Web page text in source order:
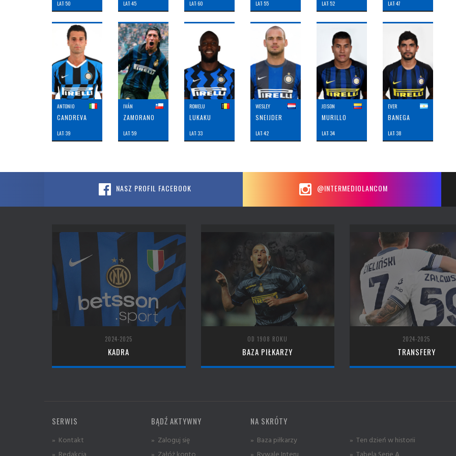
LAT: 50 LAT: 45 LAT: 60 LAT: 55 LAT: 52 LAT: 47
ANTONIO
CANDREVA
LAT: 39
IVÁN
ZAMORANO
LAT: 59
ROMELU
LUKAKU
LAT: 33
WESLEY
SNEIJDER
LAT: 42
JEISON
MURILLO
LAT: 34
EVER
BANEGA
LAT: 38
NASZ PROFIL FACEBOOK @INTERMEDIOLANCOM
2024-2025
KADRA
OD 1908 ROKU
BAZA PIŁKARZY
2024-2025
TRANSFERY
SERWIS
» Kontakt
» Redakcja
BĄDŹ AKTYWNY
» Zaloguj się
» Załóż konto
NA SKRÓTY
» Baza piłkarzy
» Rywale Interu
» Ten dzień w historii
» Tabela Serie A